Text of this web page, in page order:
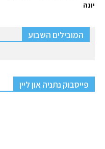
יונה
המובילים השבוע
פייסבוק נתניה און ליין